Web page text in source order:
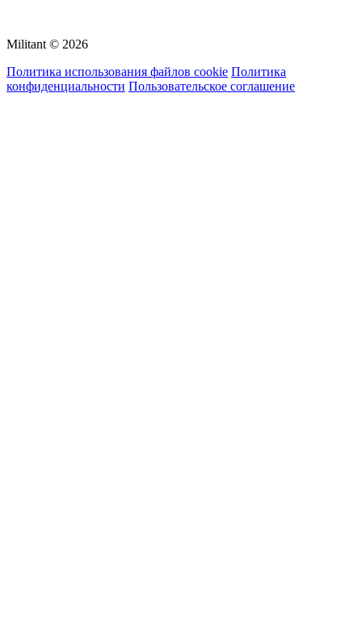
Militant © 2026
Политика использования файлов cookie Политика
конфиденциальности Пользовательское соглашение